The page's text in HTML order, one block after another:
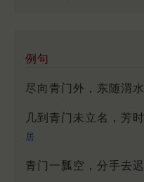
例句
尽向青门外，东随渭
几到青门未立名，芳
居
青门一瓢空，分手去